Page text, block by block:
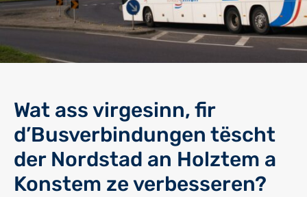
Wat ass virgesinn, fir
d’Busverbindungen tëscht
der Nordstad an Holztem a
Konstem ze verbesseren?